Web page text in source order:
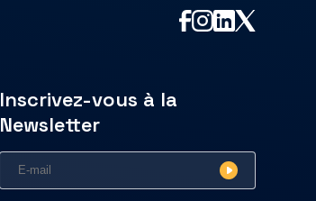
Inscrivez-vous à la
Newsletter